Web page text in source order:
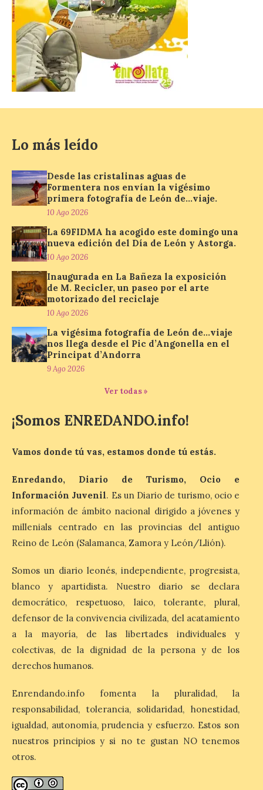
del Día de León. Organizada por la
Cámara de Comercio de Gijón, FIDMA es
una feria […]
CIUDEN acoge un nuevo
gran proyecto expositivo
Eduardo Chillida con el
10 Ago 2026
La Térmica Cultural
albergará hasta el 10 de
enero de 2027 la muestra
‘Eduardo Chillida. Pensar
con las manos’, formada
por 125 piezas de una de las figuras
esenciales del arte contemporáneo.
Hierro, vacío y memoria industrial
marcan esta exposición […]
Protección Civil activa la
fase de Preemergencia en
Situación Operativa 1 del
Plan Estatal General de
Emergencias ante los
riesgos potenciales
asociados al eclipse
solar total del 12 de
que movilizará a varios millones de
personas para disfrutar de este
comunidades autónomas ya han […]
Segovia presenta “Música
para un eclipse”, un
concierto único con
motivo del eclipse de sol
La cita, que se celebrará el
incluye el estreno absoluto
músico segoviano Geni Uñón. Turismo de
Segovia lanza el Premio Internacional de
Fotografía del Eclipse “Segovia bajo […]
València prepara un
Lo más leído
Desde las cristalinas aguas de
Formentera nos envían la vigésimo
primera fotografía de León de…viaje.
10 Ago 2026
La 69FIDMA ha acogido este domingo una
nueva edición del Día de León y Astorga.
10 Ago 2026
Inaugurada en La Bañeza la exposición
de M. Recicler, un paseo por el arte
motorizado del reciclaje
10 Ago 2026
La vigésima fotografía de León de…viaje
nos llega desde el Pic d’Angonella en el
Principat d’Andorra
9 Ago 2026
Ver todas »
¡Somos ENREDANDO.info!
Vamos donde tú vas, estamos donde tú estás.
Enredando, Diario de Turismo, Ocio e
Información Juvenil. Es un Diario de turismo, ocio e
información de ámbito nacional dirigido a jóvenes y
millenials centrado en las provincias del antiguo
Reino de León (Salamanca, Zamora y León/Llión).
Somos un diario leonés, independiente, progresista,
blanco y apartidista. Nuestro diario se declara
democrático, respetuoso, laico, tolerante, plural,
defensor de la convivencia civilizada, del acatamiento
a la mayoría, de las libertades individuales y
colectivas, de la dignidad de la persona y de los
derechos humanos.
Enrendando.info fomenta la pluralidad, la
responsabilidad, tolerancia, solidaridad, honestidad,
igualdad, autonomía, prudencia y esfuerzo. Estos son
nuestros principios y si no te gustan NO tenemos
otros.